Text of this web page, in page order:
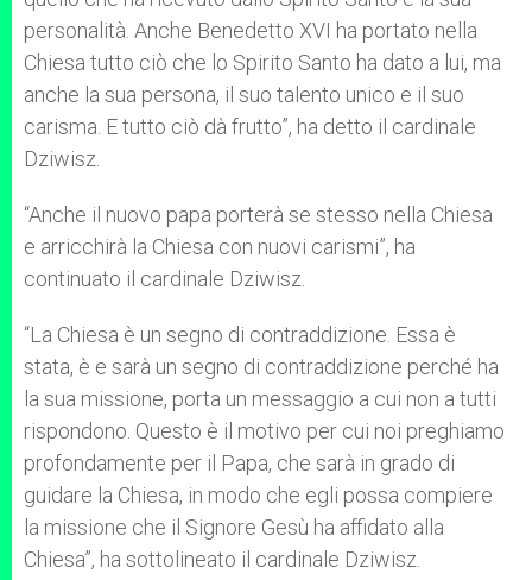
personalità. Anche Benedetto XVI ha portato nella
Chiesa tutto ciò che lo Spirito Santo ha dato a lui, ma
anche la sua persona, il suo talento unico e il suo
carisma. E tutto ciò dà frutto”, ha detto il cardinale
Dziwisz.
“Anche il nuovo papa porterà se stesso nella Chiesa
e arricchirà la Chiesa con nuovi carismi”, ha
continuato il cardinale Dziwisz.
“La Chiesa è un segno di contraddizione. Essa è
stata, è e sarà un segno di contraddizione perché ha
la sua missione, porta un messaggio a cui non a tutti
rispondono. Questo è il motivo per cui noi preghiamo
profondamente per il Papa, che sarà in grado di
guidare la Chiesa, in modo che egli possa compiere
la missione che il Signore Gesù ha affidato alla
Chiesa”, ha sottolineato il cardinale Dziwisz.